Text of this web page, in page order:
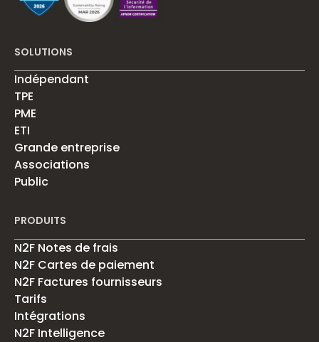
SOLUTIONS
Indépendant
TPE
PME
ETI
Grande entreprise
Associations
Public
PRODUITS
N2F Notes de frais
N2F Cartes de paiement
N2F Factures fournisseurs
Tarifs
Intégrations
N2F Intelligence